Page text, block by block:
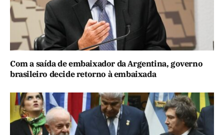
Com a saída de embaixador da Argentina, governo
brasileiro decide retorno à embaixada